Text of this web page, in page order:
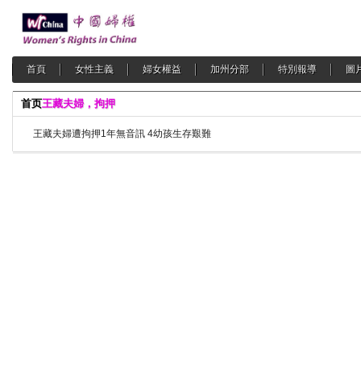
首頁 女性主義 婦女權益 加州分部 特別報導 圖
首页王藏夫婦，拘押
王藏夫婦遭拘押1年無音訊 4幼孩生存艱難